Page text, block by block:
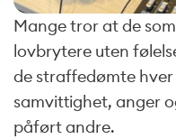
Mange tror at de
lovbrytere uten
de straffedømte
samvittighet, anger
påført andre.